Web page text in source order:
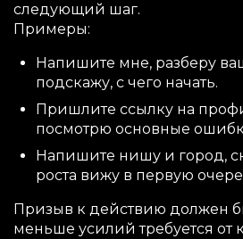
следующий шаг.
Примеры:
Напишите мне, разберу
подскажу, с чего начать.
Пришлите ссылку на
посмотрю основные
Напишите нишу и город,
роста вижу в первую
Призыв к действию должен
меньше усилий требуется от